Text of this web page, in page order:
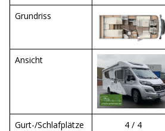
Grundriss
Ansicht
Gurt-/Schlafplätze 4 / 4